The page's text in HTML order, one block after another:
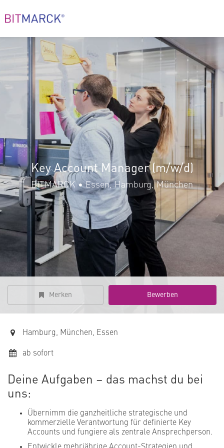
Key Account Manager (m/w/d)
BITMARCK • Essen, Hamburg, München
Merken Bewerben
Hamburg, München, Essen
ab sofort
Deine Aufgaben – das machst du bei
uns:
Übernimm die ganzheitliche strategische und
kommerzielle Verantwortung für definierte Key
Accounts und fungiere als zentrale Ansprechperson.